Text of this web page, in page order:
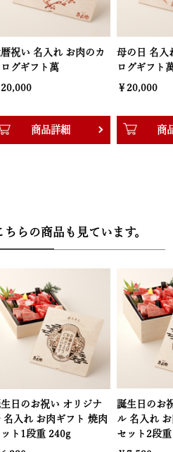
いただけます
）、黒毛和牛バラすき焼き
重焼肉（240g）、黒毛和牛ハンバー
ハンバーグ（160g×6個）、黒毛和
＆黒毛和牛ハンバーグ（160g×4
肉（800g）、黒毛和牛サーロイン
和牛ヒレステーキ（140g×4枚）、
品物冷凍
ット
肉のカ
母の日 名入れ お肉のカタ
ログギフト萬
商品詳細
らの商品も見ています。
オリジナ
フト 焼肉
誕生日のお祝い オリジナ
ル 名入れ お肉ギフト 焼
セット2段重 400g